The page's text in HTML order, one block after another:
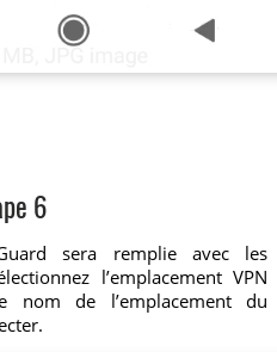
6
sera remplie avec les
l’emplacement VPN
nom de l’emplacement du